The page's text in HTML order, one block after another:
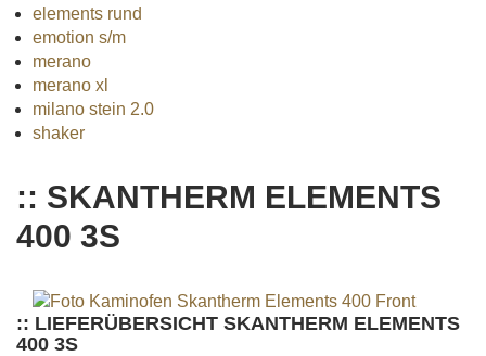
elements rund
emotion s/m
merano
merano xl
milano stein 2.0
shaker
:: SKANTHERM ELEMENTS
400 3S
:: LIEFERÜBERSICHT SKANTHERM ELEMENTS
400 3S